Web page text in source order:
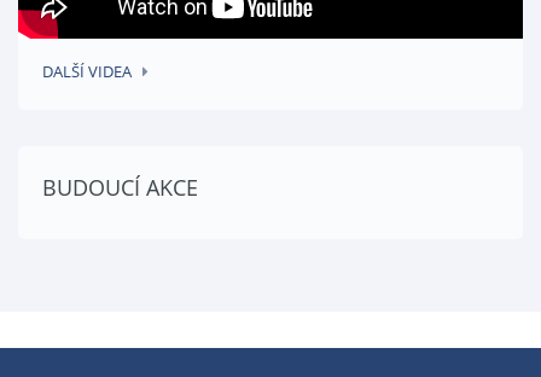
DALŠÍ VIDEA
BUDOUCÍ AKCE